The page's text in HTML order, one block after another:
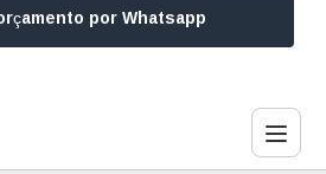
por Whatsapp